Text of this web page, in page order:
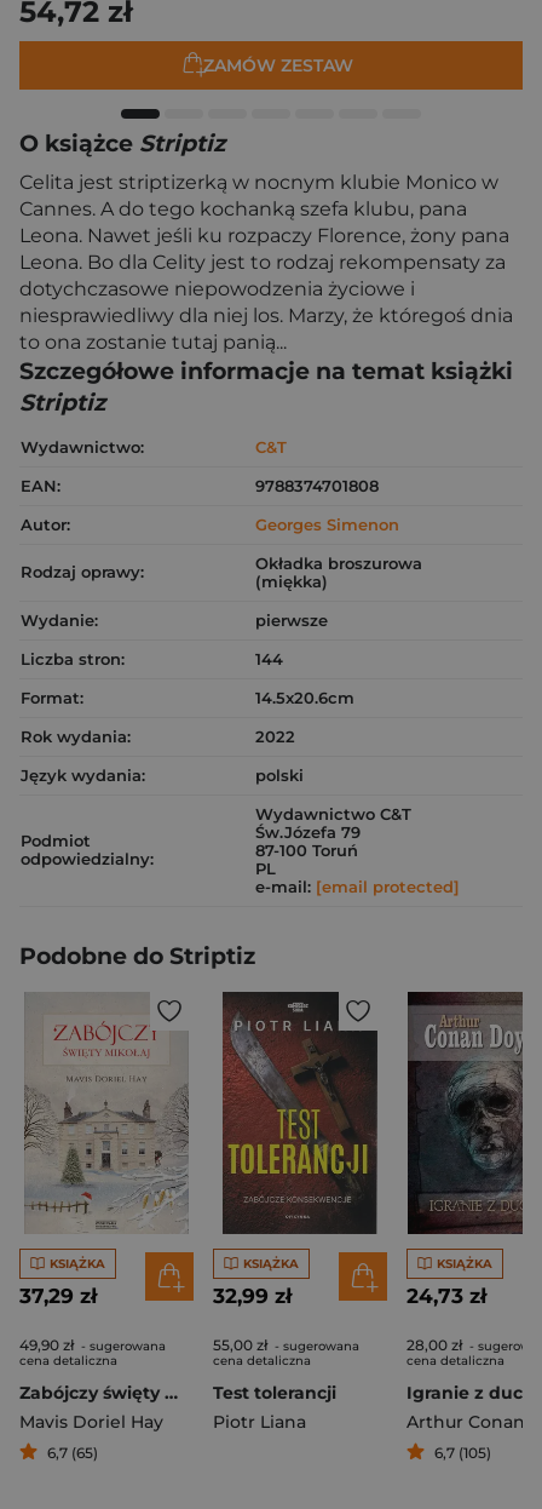
54,72 zł
ZAMÓW ZESTAW
O książce Striptiz
Celita jest striptizerką w nocnym klubie Monico w
Cannes. A do tego kochanką szefa klubu, pana
Leona. Nawet jeśli ku rozpaczy Florence, żony pana
Leona. Bo dla Celity jest to rodzaj rekompensaty za
dotychczasowe niepowodzenia życiowe i
niesprawiedliwy dla niej los. Marzy, że któregoś dnia
to ona zostanie tutaj panią...
Szczegółowe informacje na temat książki
Striptiz
Wydawnictwo:
C&T
EAN:
9788374701808
Autor:
Georges Simenon
Rodzaj oprawy:
Okładka broszurowa
(miękka)
Wydanie:
pierwsze
Liczba stron:
144
Format:
14.5x20.6cm
Rok wydania:
2022
Język wydania:
polski
Podmiot
odpowiedzialny:
Wydawnictwo C&T
Św.Józefa 79
87-100 Toruń
PL
e-mail: [email protected]
Podobne do Striptiz
KSIĄŻKA
37,29 zł
49,90 zł - sugerowana
cena detaliczna
Zabójczy święty mikołaj
Mavis Doriel Hay
6,7 (65)
KSIĄŻKA
32,99 zł
55,00 zł - sugerowana
cena detaliczna
Test tolerancji
Piotr Liana
KSIĄŻKA
24,73 zł
28,00 zł -
cena detaliczna
Igranie z
Arthur Conan
6,7 (105)